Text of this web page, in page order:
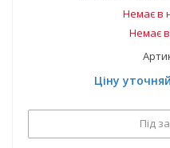
Немає в
Немає в
Ціну
Під